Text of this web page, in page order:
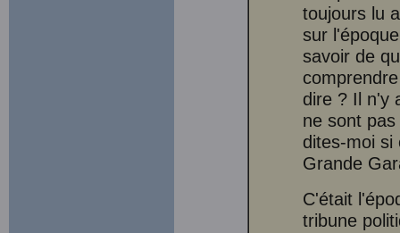
toujours lu
sur
savoir de
dire ? Il n'y
ne sont
dites-moi si
Grande
C'était
tribune